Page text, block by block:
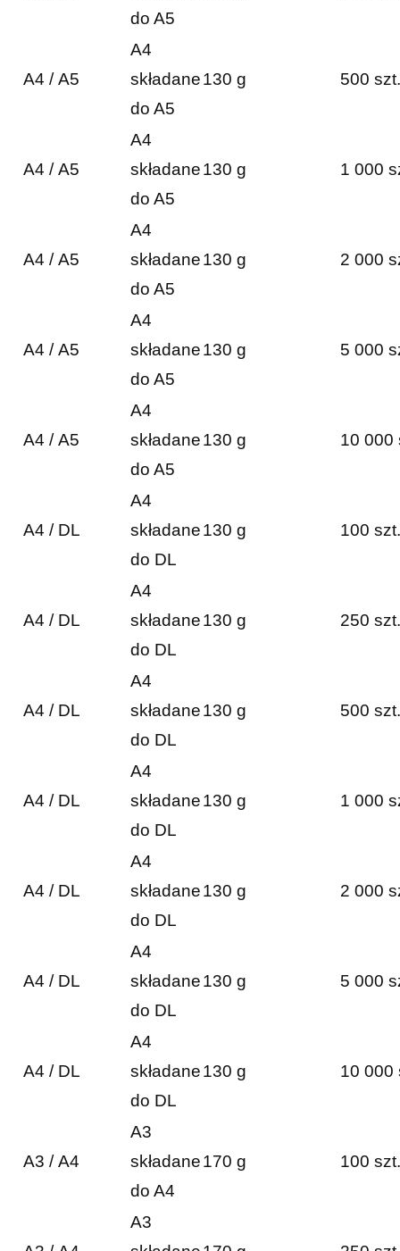
do A5
A4 / A5
A4
składane
do A5
130 g 500 szt.
A4 / A5
A4
składane
do A5
130 g 1 000
A4 / A5
A4
składane
do A5
130 g 2 000
A4 / A5
A4
składane
do A5
130 g 5 000
A4 / A5
A4
składane
do A5
130 g 10 000
A4 / DL
A4
składane
do DL
130 g 100 szt.
A4 / DL
A4
składane
do DL
130 g 250 szt.
A4 / DL
A4
składane
do DL
130 g 500 szt.
A4 / DL
A4
składane
do DL
130 g 1 000
A4 / DL
A4
składane
do DL
130 g 2 000
A4 / DL
A4
składane
do DL
130 g 5 000
A4 / DL
A4
składane
do DL
130 g 10 000
A3 / A4
A3
składane
do A4
170 g 100 szt.
A3